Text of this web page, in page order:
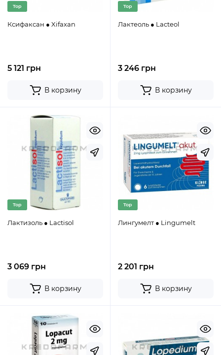
Top
Ксифаксан ● Xifaxan
5 121 грн
В корзину
Top
Лактеоль ● Lacteol
3 246 грн
В корзину
Top
Лактизоль ● Lactisol
3 069 грн
В корзину
Top
Лингумелт ● Lingumelt
2 201 грн
В корзину